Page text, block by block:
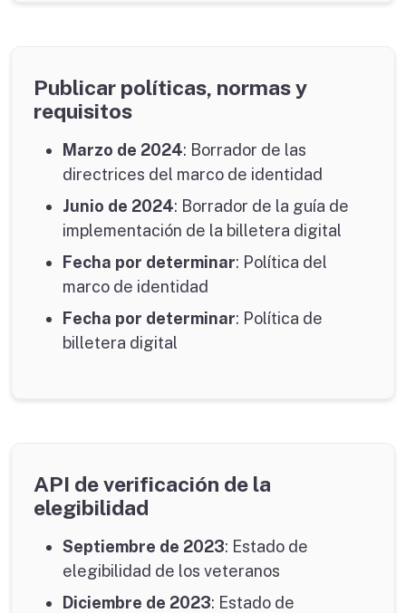
Publicar políticas, normas y
requisitos
Marzo de 2024: Borrador de las
directrices del marco de identidad
Junio ​​de 2024: Borrador de la guía de
implementación de la billetera digital
Fecha por determinar: Política del
marco de identidad
Fecha por determinar: Política de
billetera digital
API de verificación de la
elegibilidad
Septiembre de 2023: Estado de
elegibilidad de los veteranos
Diciembre de 2023: Estado de